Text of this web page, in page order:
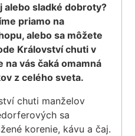
alebo sladké dobroty?
priamo na
alebo sa môžete
Království chuti v
na vás čaká omamná
z celého sveta.
chuti manželov
sa
korenie, kávu a čaj.